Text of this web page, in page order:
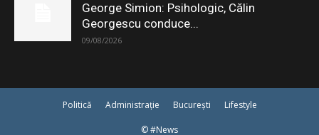
George Simion: Psihologic, Călin
Georgescu conduce...
09/08/2026
Politică Administrație București Lifestyle
© #News